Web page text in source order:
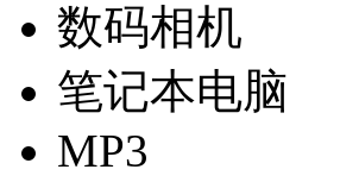
数码相机
笔记本电脑
MP3